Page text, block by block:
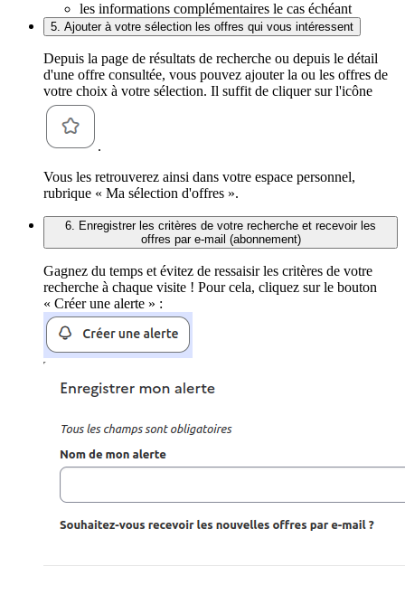
les informations complémentaires le cas échéant
5. Ajouter à votre sélection les offres qui vous intéressent
Depuis la page de résultats de recherche ou depuis le détail
d'une offre consultée, vous pouvez ajouter la ou les offres de
votre choix à votre sélection. Il suffit de cliquer sur l'icône
.
Vous les retrouverez ainsi dans votre espace personnel,
rubrique « Ma sélection d'offres ».
6. Enregistrer les critères de votre recherche et recevoir les
offres par e-mail (abonnement)
Gagnez du temps et évitez de ressaisir les critères de votre
recherche à chaque visite ! Pour cela, cliquez sur le bouton
« Créer une alerte » :